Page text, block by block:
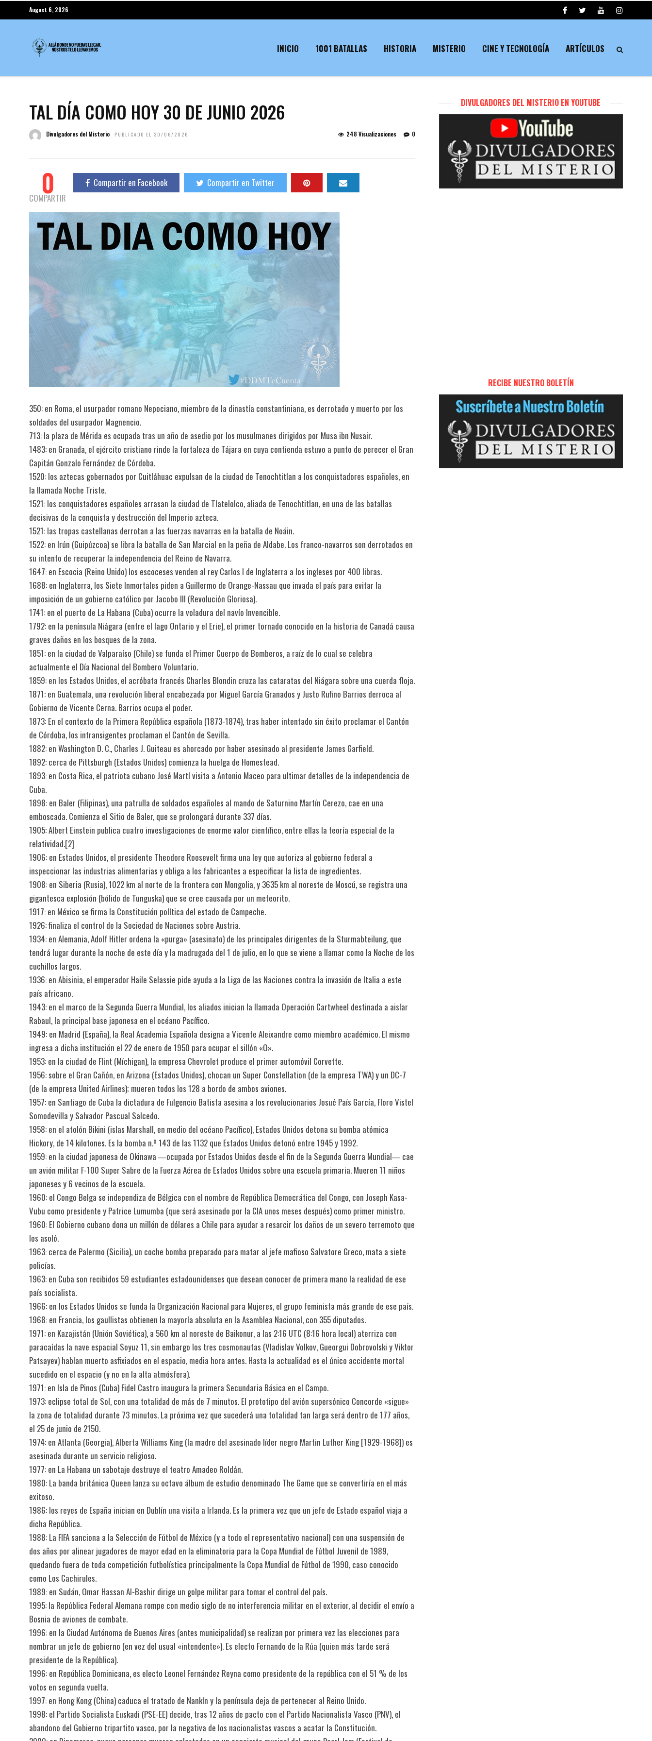
August 6, 2026
INICIO 1001 BATALLAS HISTORIA MISTERIO CINE Y TECNOLOGÍA ARTÍCULOS
TAL DÍA COMO HOY 30 DE JUNIO 2026
Divulgadores del Misterio PUBLICADO EL 30/06/2026 0
248 Visualizaciones
0
COMPARTIR
Compartir en Facebook Compartir en Twitter
350: en Roma, el usurpador romano Nepociano, miembro de la dinastía constantiniana, es derrotado y muerto por los
soldados del usurpador Magnencio.
713: la plaza de Mérida es ocupada tras un año de asedio por los musulmanes dirigidos por Musa ibn Nusair.
1483: en Granada, el ejército cristiano rinde la fortaleza de Tájara en cuya contienda estuvo a punto de perecer el Gran
Capitán Gonzalo Fernández de Córdoba.
1520: los aztecas gobernados por Cuitláhuac expulsan de la ciudad de Tenochtitlan a los conquistadores españoles, en
la llamada Noche Triste.
1521: los conquistadores españoles arrasan la ciudad de Tlatelolco, aliada de Tenochtitlan, en una de las batallas
decisivas de la conquista y destrucción del Imperio azteca.
1521: las tropas castellanas derrotan a las fuerzas navarras en la batalla de Noáin.
1522: en Irún (Guipúzcoa) se libra la batalla de San Marcial en la peña de Aldabe. Los franco-navarros son derrotados en
su intento de recuperar la independencia del Reino de Navarra.
1647: en Escocia (Reino Unido) los escoceses venden al rey Carlos I de Inglaterra a los ingleses por 400 libras.
1688: en Inglaterra, los Siete Inmortales piden a Guillermo de Orange-Nassau que invada el país para evitar la
imposición de un gobierno católico por Jacobo III (Revolución Gloriosa).
1741: en el puerto de La Habana (Cuba) ocurre la voladura del navío Invencible.
1792: en la península Niágara (entre el lago Ontario y el Erie), el primer tornado conocido en la historia de Canadá causa
graves daños en los bosques de la zona.
1851: en la ciudad de Valparaíso (Chile) se funda el Primer Cuerpo de Bomberos, a raíz de lo cual se celebra
actualmente el Día Nacional del Bombero Voluntario.
1859: en los Estados Unidos, el acróbata francés Charles Blondin cruza las cataratas del Niágara sobre una cuerda floja.
1871: en Guatemala, una revolución liberal encabezada por Miguel García Granados y Justo Rufino Barrios derroca al
Gobierno de Vicente Cerna. Barrios ocupa el poder.
1873: En el contexto de la Primera República española (1873-1874), tras haber intentado sin éxito proclamar el Cantón
de Córdoba, los intransigentes proclaman el Cantón de Sevilla.
1882: en Washington D. C., Charles J. Guiteau es ahorcado por haber asesinado al presidente James Garfield.
1892: cerca de Pittsburgh (Estados Unidos) comienza la huelga de Homestead.
1893: en Costa Rica, el patriota cubano José Martí visita a Antonio Maceo para ultimar detalles de la independencia de
Cuba.
1898: en Baler (Filipinas), una patrulla de soldados españoles al mando de Saturnino Martín Cerezo, cae en una
emboscada. Comienza el Sitio de Baler, que se prolongará durante 337 días.
1905: Albert Einstein publica cuatro investigaciones de enorme valor científico, entre ellas la teoría especial de la
relatividad.[2]
1906: en Estados Unidos, el presidente Theodore Roosevelt firma una ley que autoriza al gobierno federal a
inspeccionar las industrias alimentarias y obliga a los fabricantes a especificar la lista de ingredientes.
1908: en Siberia (Rusia), 1022 km al norte de la frontera con Mongolia, y 3635 km al noreste de Moscú, se registra una
gigantesca explosión (bólido de Tunguska) que se cree causada por un meteorito.
1917: en México se firma la Constitución política del estado de Campeche.
1926: finaliza el control de la Sociedad de Naciones sobre Austria.
1934: en Alemania, Adolf Hitler ordena la «purga» (asesinato) de los principales dirigentes de la Sturmabteilung, que
tendrá lugar durante la noche de este día y la madrugada del 1 de julio, en lo que se viene a llamar como la Noche de los
cuchillos largos.
1936: en Abisinia, el emperador Haile Selassie pide ayuda a la Liga de las Naciones contra la invasión de Italia a este
país africano.
1943: en el marco de la Segunda Guerra Mundial, los aliados inician la llamada Operación Cartwheel destinada a aislar
Rabaul, la principal base japonesa en el océano Pacífico.
1949: en Madrid (España), la Real Academia Española designa a Vicente Aleixandre como miembro académico. El mismo
ingresa a dicha institución el 22 de enero de 1950 para ocupar el sillón «O».
1953: en la ciudad de Flint (Míchigan), la empresa Chevrolet produce el primer automóvil Corvette.
1956: sobre el Gran Cañón, en Arizona (Estados Unidos), chocan un Super Constellation (de la empresa TWA) y un DC-7
(de la empresa United Airlines); mueren todos los 128 a bordo de ambos aviones.
1957: en Santiago de Cuba la dictadura de Fulgencio Batista asesina a los revolucionarios Josué País García, Floro Vistel
Somodevilla y Salvador Pascual Salcedo.
1958: en el atolón Bikini (islas Marshall, en medio del océano Pacífico), Estados Unidos detona su bomba atómica
Hickory, de 14 kilotones. Es la bomba n.º 143 de las 1132 que Estados Unidos detonó entre 1945 y 1992.
1959: en la ciudad japonesa de Okinawa ―ocupada por Estados Unidos desde el fin de la Segunda Guerra Mundial― cae
un avión militar F-100 Super Sabre de la Fuerza Aérea de Estados Unidos sobre una escuela primaria. Mueren 11 niños
japoneses y 6 vecinos de la escuela.
1960: el Congo Belga se independiza de Bélgica con el nombre de República Democrática del Congo, con Joseph Kasa-
Vubu como presidente y Patrice Lumumba (que será asesinado por la CIA unos meses después) como primer ministro.
1960: El Gobierno cubano dona un millón de dólares a Chile para ayudar a resarcir los daños de un severo terremoto que
los asoló.
1963: cerca de Palermo (Sicilia), un coche bomba preparado para matar al jefe mafioso Salvatore Greco, mata a siete
policías.
1963: en Cuba son recibidos 59 estudiantes estadounidenses que desean conocer de primera mano la realidad de ese
país socialista.
1966: en los Estados Unidos se funda la Organización Nacional para Mujeres, el grupo feminista más grande de ese país.
1968: en Francia, los gaullistas obtienen la mayoría absoluta en la Asamblea Nacional, con 355 diputados.
1971: en Kazajistán (Unión Soviética), a 560 km al noreste de Baikonur, a las 2:16 UTC (8:16 hora local) aterriza con
paracaídas la nave espacial Soyuz 11, sin embargo los tres cosmonautas (Vladislav Volkov, Gueorgui Dobrovolski y Viktor
Patsayev) habían muerto asfixiados en el espacio, media hora antes. Hasta la actualidad es el único accidente mortal
sucedido en el espacio (y no en la alta atmósfera).
1971: en Isla de Pinos (Cuba) Fidel Castro inaugura la primera Secundaria Básica en el Campo.
1973: eclipse total de Sol, con una totalidad de más de 7 minutos. El prototipo del avión supersónico Concorde «sigue»
la zona de totalidad durante 73 minutos. La próxima vez que sucederá una totalidad tan larga será dentro de 177 años,
el 25 de junio de 2150.
1974: en Atlanta (Georgia), Alberta Williams King (la madre del asesinado líder negro Martin Luther King [1929-1968]) es
asesinada durante un servicio religioso.
1977: en La Habana un sabotaje destruye el teatro Amadeo Roldán.
1980: La banda británica Queen lanza su octavo álbum de estudio denominado The Game que se convertiría en el más
exitoso.
1986: los reyes de España inician en Dublín una visita a Irlanda. Es la primera vez que un jefe de Estado español viaja a
dicha República.
1988: La FIFA sanciona a la Selección de Fútbol de México (y a todo el representativo nacional) con una suspensión de
dos años por alinear jugadores de mayor edad en la eliminatoria para la Copa Mundial de Fútbol Juvenil de 1989,
quedando fuera de toda competición futbolística principalmente la Copa Mundial de Fútbol de 1990, caso conocido
como Los Cachirules.
1989: en Sudán, Omar Hassan Al-Bashir dirige un golpe militar para tomar el control del país.
1995: la República Federal Alemana rompe con medio siglo de no interferencia militar en el exterior, al decidir el envío a
Bosnia de aviones de combate.
1996: en la Ciudad Autónoma de Buenos Aires (antes municipalidad) se realizan por primera vez las elecciones para
nombrar un jefe de gobierno (en vez del usual «intendente»). Es electo Fernando de la Rúa (quien más tarde será
presidente de la República).
1996: en República Dominicana, es electo Leonel Fernández Reyna como presidente de la república con el 51 % de los
votos en segunda vuelta.
1997: en Hong Kong (China) caduca el tratado de Nankín y la península deja de pertenecer al Reino Unido.
1998: el Partido Socialista Euskadi (PSE-EE) decide, tras 12 años de pacto con el Partido Nacionalista Vasco (PNV), el
abandono del Gobierno tripartito vasco, por la negativa de los nacionalistas vascos a acatar la Constitución.
DIVULGADORES DEL MISTERIO EN YOUTUBE
RECIBE NUESTRO BOLETÍN